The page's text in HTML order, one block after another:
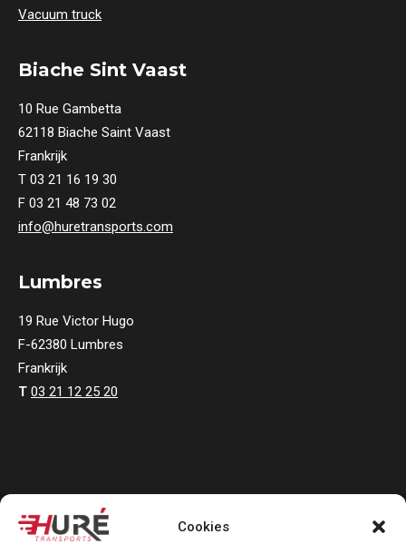
Cookies
Vacuum truck
Biache Sint Vaast
10 Rue Gambetta
62118 Biache Saint Vaast
Frankrijk
T 03 21 16 19 30
F 03 21 48 73 02
info@huretransports.com
Lumbres
19 Rue Victor Hugo
F-62380 Lumbres
Frankrijk
T 03 21 12 25 20
Copyright 2024 Huré Transports